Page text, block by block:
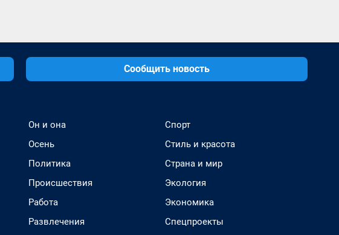
Сообщить новость
Он и она
Осень
Политика
Происшествия
Работа
Развлечения
Спорт
Стиль и красота
Страна и мир
Экология
Экономика
Спецпроекты